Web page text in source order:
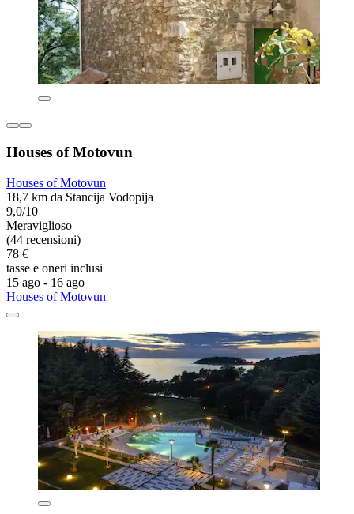
Houses of Motovun
Houses of Motovun
18,7 km da Stancija Vodopija
9,0/10
Meraviglioso
(44 recensioni)
78 €
tasse e oneri inclusi
15 ago - 16 ago
Houses of Motovun